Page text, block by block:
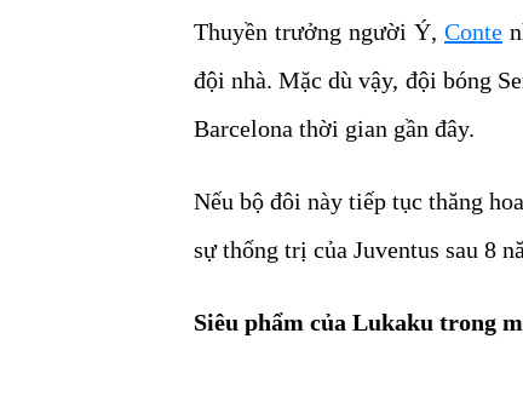
Thuyền trưởng người Ý, Conte
đội nhà. Mặc dù vậy, đội bóng
Barcelona thời gian gần đây.
Nếu bộ đôi này tiếp tục thăng
sự thống trị của Juventus sau 8
Siêu phẩm của Lukaku trong